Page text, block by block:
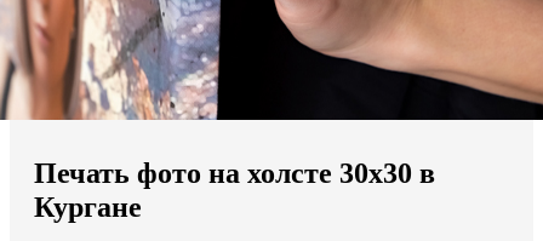
Мы доставляем по всему миру
Продолжить без города
Печать фото на холсте 30х30 в
Кургане